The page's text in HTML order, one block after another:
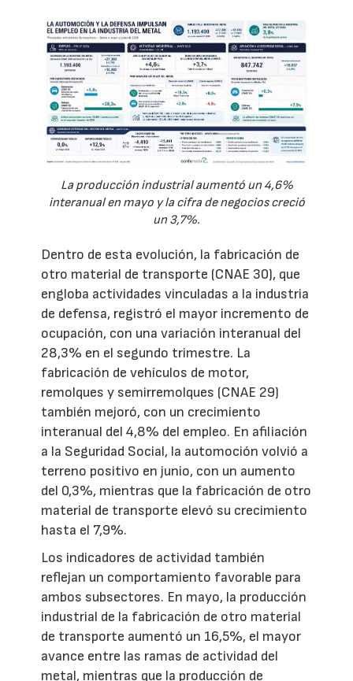
La producción industrial aumentó un 4,6%
interanual en mayo y la cifra de negocios creció
un 3,7%.
Dentro de esta evolución, la fabricación de
otro material de transporte (CNAE 30), que
engloba actividades vinculadas a la industria
de defensa, registró el mayor incremento de
ocupación, con una variación interanual del
28,3% en el segundo trimestre. La
fabricación de vehículos de motor,
remolques y semirremolques (CNAE 29)
también mejoró, con un crecimiento
interanual del 4,8% del empleo. En afiliación
a la Seguridad Social, la automoción volvió a
terreno positivo en junio, con un aumento
del 0,3%, mientras que la fabricación de otro
material de transporte elevó su crecimiento
hasta el 7,9%.
Los indicadores de actividad también
reflejan un comportamiento favorable para
ambos subsectores. En mayo, la producción
industrial de la fabricación de otro material
de transporte aumentó un 16,5%, el mayor
avance entre las ramas de actividad del
metal, mientras que la producción de